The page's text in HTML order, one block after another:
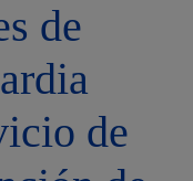
de
de